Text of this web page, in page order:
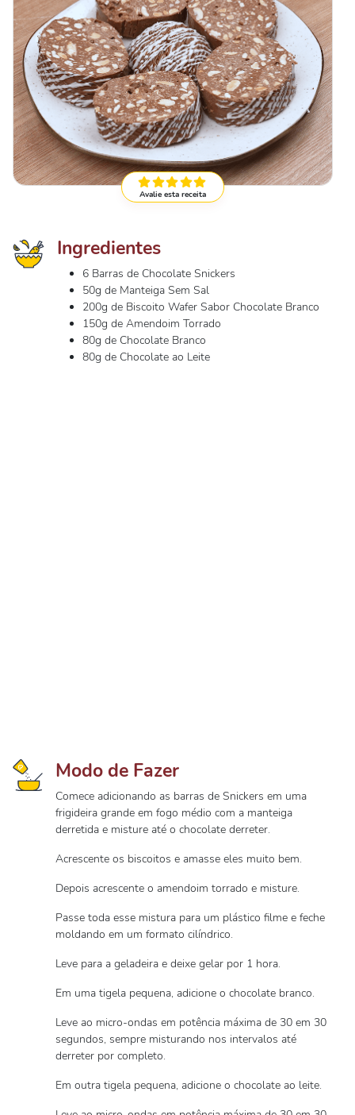
Avalie esta receita
Ingredientes
6 Barras de Chocolate Snickers
50g de Manteiga Sem Sal
200g de Biscoito Wafer Sabor Chocolate Branco
150g de Amendoim Torrado
80g de Chocolate Branco
80g de Chocolate ao Leite
Modo de Fazer
Comece adicionando as barras de Snickers em uma
frigideira grande em fogo médio com a manteiga
derretida e misture até o chocolate derreter.
Acrescente os biscoitos e amasse eles muito bem.
Depois acrescente o amendoim torrado e misture.
Passe toda esse mistura para um plástico filme e feche
moldando em um formato cilíndrico.
Leve para a geladeira e deixe gelar por 1 hora.
Em uma tigela pequena, adicione o chocolate branco.
Leve ao micro-ondas em potência máxima de 30 em 30
segundos, sempre misturando nos intervalos até
derreter por completo.
Em outra tigela pequena, adicione o chocolate ao leite.